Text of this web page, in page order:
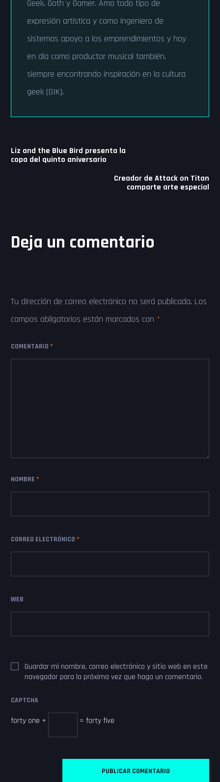
Geek, Goth y Gamer. Amo todo tipo de
expresión artística y como ingeniero de
sistemas apoyo a los emprendimientos y hoy
en día como productor musical también,
siempre encontrando inspiración en la cultura
geek (GIK).
Navegación
de
Liz and the Blue Bird presenta la
copa del quinto aniversario
Creador de Attack on Titan
comparte arte especial
Deja un comentario
Tu dirección de correo electrónico no será publicada. Los
campos obligatorios están marcados con *
COMENTARIO *
NOMBRE *
CORREO ELECTRÓNICO *
WEB
Guardar mi nombre, correo electrónico y sitio web en este
navegador para la próxima vez que haga un comentario.
CAPTCHA
forty one + = forty five